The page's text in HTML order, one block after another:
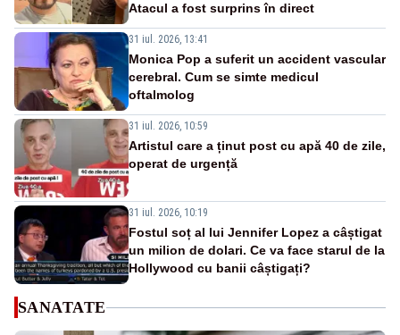
Atacul a fost surprins în direct
31 iul. 2026, 13:41
Monica Pop a suferit un accident vascular
cerebral. Cum se simte medicul
oftalmolog
31 iul. 2026, 10:59
Artistul care a ținut post cu apă 40 de zile,
operat de urgență
31 iul. 2026, 10:19
Fostul soț al lui Jennifer Lopez a câștigat
un milion de dolari. Ce va face starul de la
Hollywood cu banii câștigați?
SANATATE